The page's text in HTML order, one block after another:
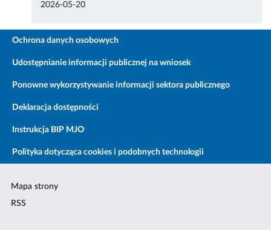
2026-05-20
Ochrona danych osobowych
Udostępnianie informacji publicznej na wniosek
Ponowne wykorzystywanie informacji sektora publicznego
Deklaracja dostępności
Instrukcja BIP MJO
Polityka dotycząca cookies i podobnych technologii
Mapa strony
RSS